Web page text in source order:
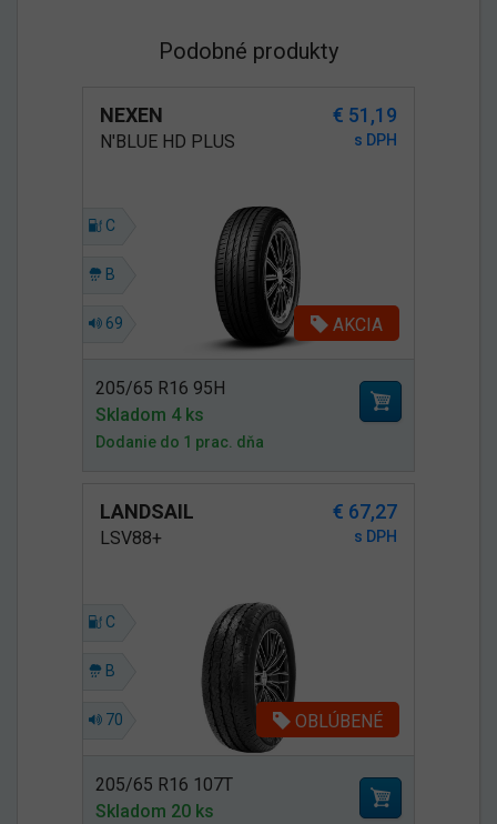
Podobné produkty
NEXEN € 51,19
N'BLUE HD PLUS s DPH
C
B
69 AKCIA
205/65 R16 95H
Skladom 4 ks
Dodanie do 1 prac. dňa
LANDSAIL € 67,27
LSV88+ s DPH
C
B
70 OBLÚBENÉ
205/65 R16 107T
Skladom 20 ks